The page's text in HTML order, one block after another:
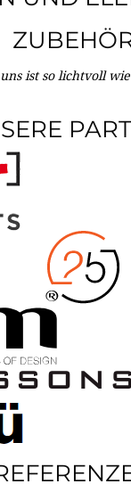
ist so lichtvoll